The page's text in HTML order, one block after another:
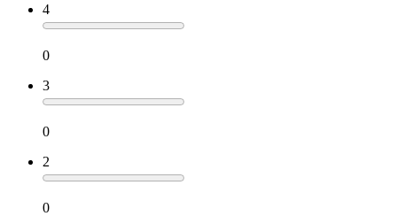
4
0
3
0
2
0